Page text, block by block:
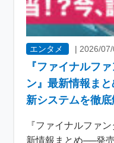
エンタメ |2026/07/
『ファイナルフ
ン』最新情報ま
新システムを徹
『ファイナルファ
新情報まとめ──発